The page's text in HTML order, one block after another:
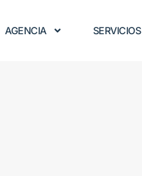
AGENCIA SERVICIOS